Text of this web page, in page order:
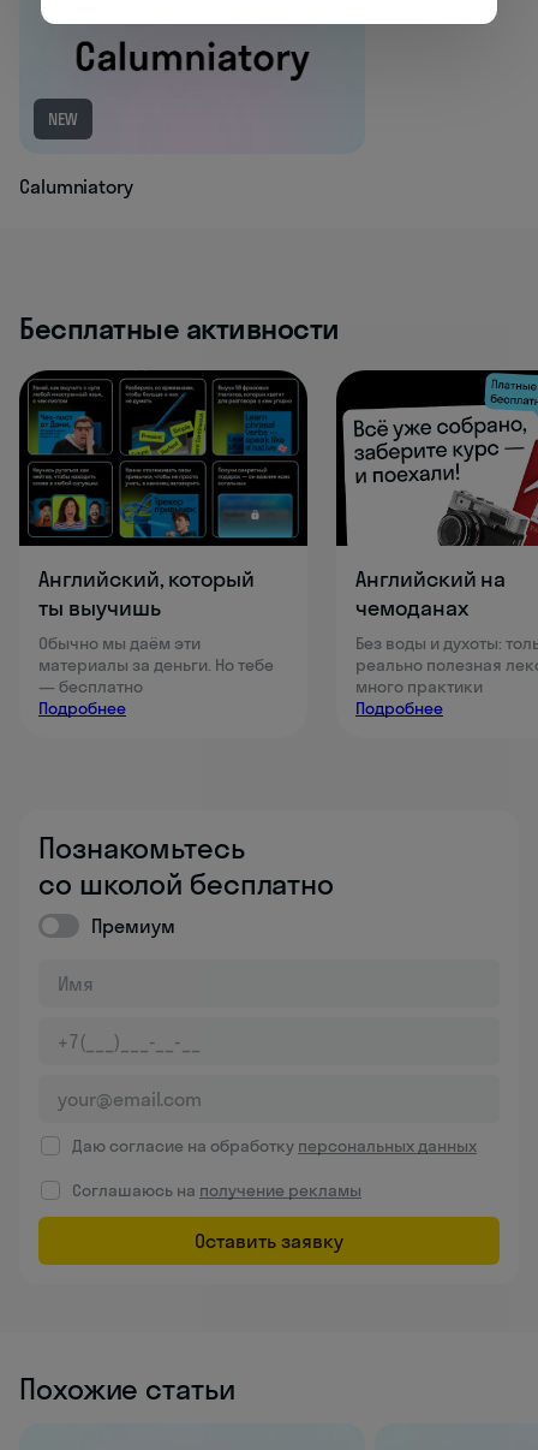
NEW
Calumniatory
Бесплатные активности
Английский, который
ты выучишь
Обычно мы даём эти
материалы за деньги. Но тебе
— бесплатно
Подробнее
Английский на
чемоданах
Без воды и духоты:
реально полезная
много практики
Подробнее
Познакомьтесь
со школой бесплатно
Премиум
Даю согласие на обработку персональных данных
Соглашаюсь на получение рекламы
Оставить заявку
Похожие статьи